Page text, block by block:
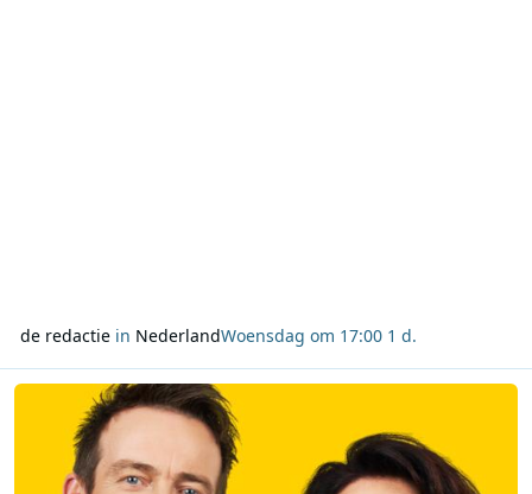
de redactiein NederlandWoensdag om 17:00 1 d.
Lees meer over NOS bereikt miljoenenpubliek met Tour de France